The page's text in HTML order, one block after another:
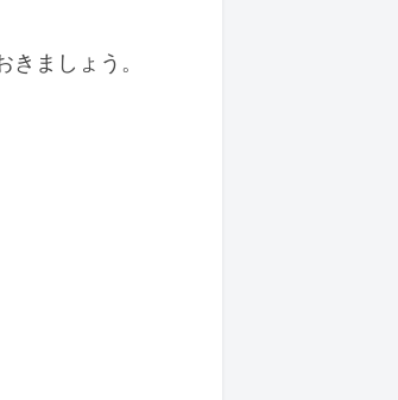
きましょう。